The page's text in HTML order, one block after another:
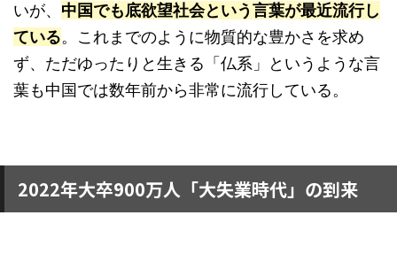
いが、 中国でも底欲望社会という言葉が最近流行し
ている。これまでのように物質的な豊かさを求め
ず、ただゆったりと生きる「仏系」というような言
葉も中国では数年前から非常に流行している。
2022年大卒900万人「大失業時代」の到来